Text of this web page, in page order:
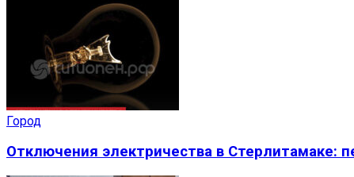
Город
Отключения электричества в Стерлитамаке: